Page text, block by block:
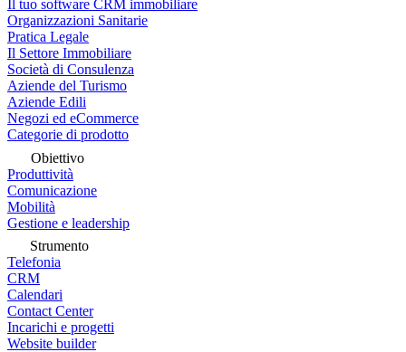
Il tuo software CRM immobiliare
Organizzazioni Sanitarie
Pratica Legale
Il Settore Immobiliare
Società di Consulenza
Aziende del Turismo
Aziende Edili
Negozi ed eCommerce
Categorie di prodotto
Obiettivo
Produttività
Comunicazione
Mobilità
Gestione e leadership
Strumento
Telefonia
CRM
Calendari
Contact Center
Incarichi e progetti
Website builder